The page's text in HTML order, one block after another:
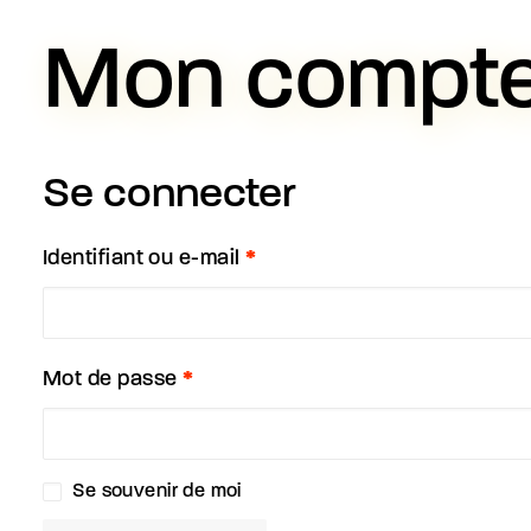
Mon
Se connecter
Identifiant ou e-mail *Obligatoire
Mot de passe *Obligatoire
Se souvenir de moi